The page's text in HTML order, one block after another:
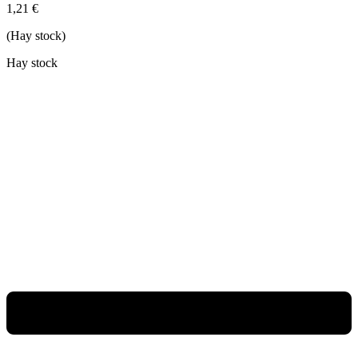
1,21 €
(Hay stock)
Hay stock